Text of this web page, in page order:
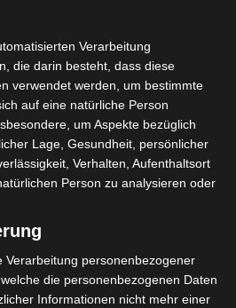
goldenen
habe ich im
gegen
ausgetauscht.
Glas-Vase ist
Ich mag die
meine Rosen
Garten kommen
brauen Vase
gut zur Geltung.
Verarbeitung
die darin besteht, dass diese
verwendet werden, um bestimmte
auf eine natürliche Person
um Aspekte bezüglich
Lage, Gesundheit, persönlicher
Verhalten, Aufenthaltsort
Person zu analysieren oder
Verarbeitung personenbezogener
die personenbezogenen Daten
Informationen nicht mehr einer